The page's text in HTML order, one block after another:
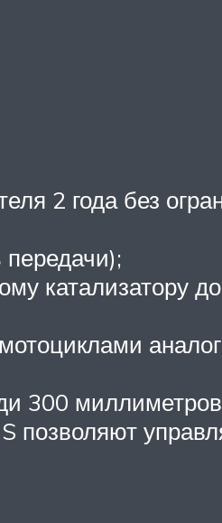
2 года без
катализатору
300
позволяют